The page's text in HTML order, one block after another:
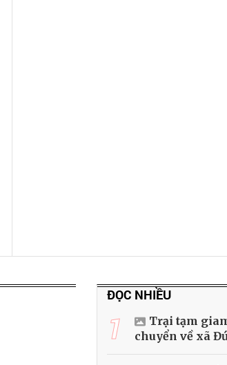
ĐỌC NHIỀU
1
Trại tạm
chuyển về xã